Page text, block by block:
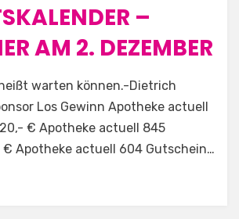
–
AM 2. DEZEMBER
warten können.-Dietrich
Los Gewinn Apotheke actuell
€ Apotheke actuell 845
Apotheke actuell 604 Gutschein…